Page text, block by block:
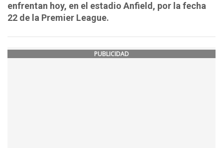
enfrentan hoy, en el estadio Anfield, por la fecha
22 de la Premier League.
PUBLICIDAD